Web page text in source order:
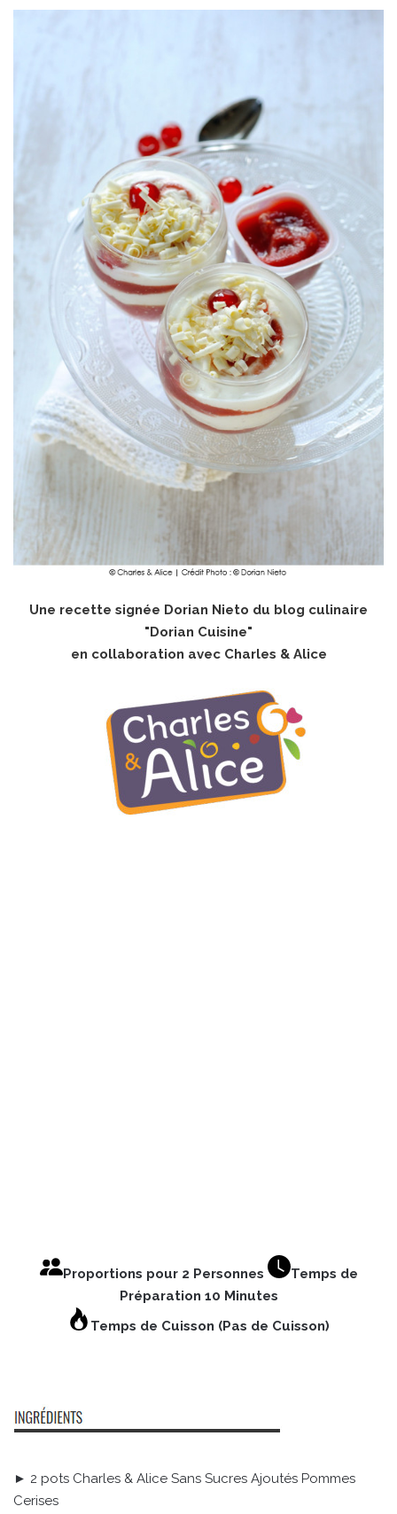
Une recette signée Dorian Nieto du blog culinaire
"Dorian Cuisine"
en collaboration avec Charles & Alice
Proportions pour 2 Personnes
Temps de
Préparation 10 Minutes
Temps de Cuisson (Pas de Cuisson)
► 2 pots Charles & Alice Sans Sucres Ajoutés Pommes
Cerises